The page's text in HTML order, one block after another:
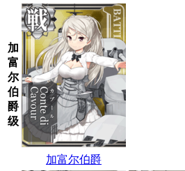
加
富
尔
伯
爵
级
加富尔伯爵